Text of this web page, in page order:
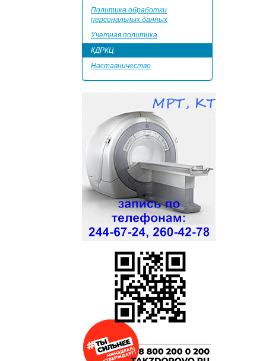
Политика обработки
персональных данных
Учетная политика
КДРКЦ
Наставничество